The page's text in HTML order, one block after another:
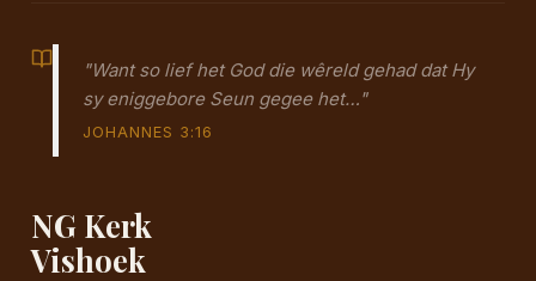
"Want so lief het God die wêreld gehad dat Hy
sy eniggebore Seun gegee het…"
JOHANNES 3:16
NG Kerk
Vishoek